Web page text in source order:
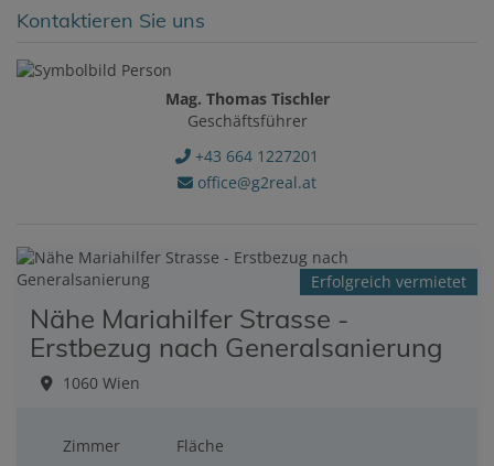
Kontaktieren Sie uns
Mag. Thomas Tischler
Geschäftsführer
+43 664 1227201
office@g2real.at
Erfolgreich vermietet
Nähe Mariahilfer Strasse -
Erstbezug nach Generalsanierung
1060 Wien
Zimmer
Fläche